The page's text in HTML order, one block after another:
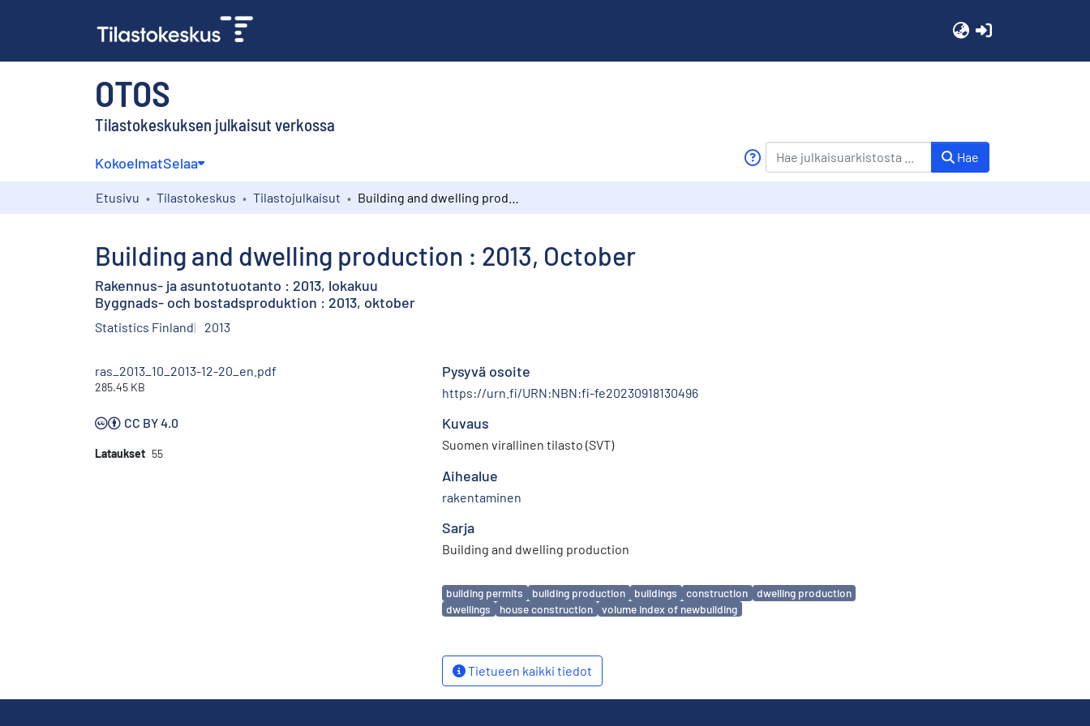
OTOS
Tilastokeskuksen julkaisut verkossa
KokoelmatSelaa Hae
Etusivu Tilastokeskus Tilastojulkaisut
Building and dwelling production : 2013, October
Rakennus- ja asuntotuotanto : 2013, lokakuu
Byggnads- och bostadsproduktion : 2013, oktober
Statistics Finland 2013
ras_2013_10_2013-12-20_en.pdf
285.45 KB
CC BY 4.0
Lataukset 55
Pysyvä osoite
https://urn.fi/URN:NBN:fi-fe20230918130496
Kuvaus
Suomen virallinen tilasto (SVT)
Aihealue
rakentaminen
Sarja
Building and dwelling production
Avainsanat
building permits building production buildings construction
dwelling production
dwellings
house construction volume index of newbuilding
Tietueen kaikki tiedot